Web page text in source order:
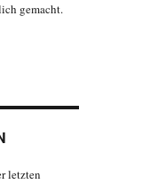
gemacht.
letzten